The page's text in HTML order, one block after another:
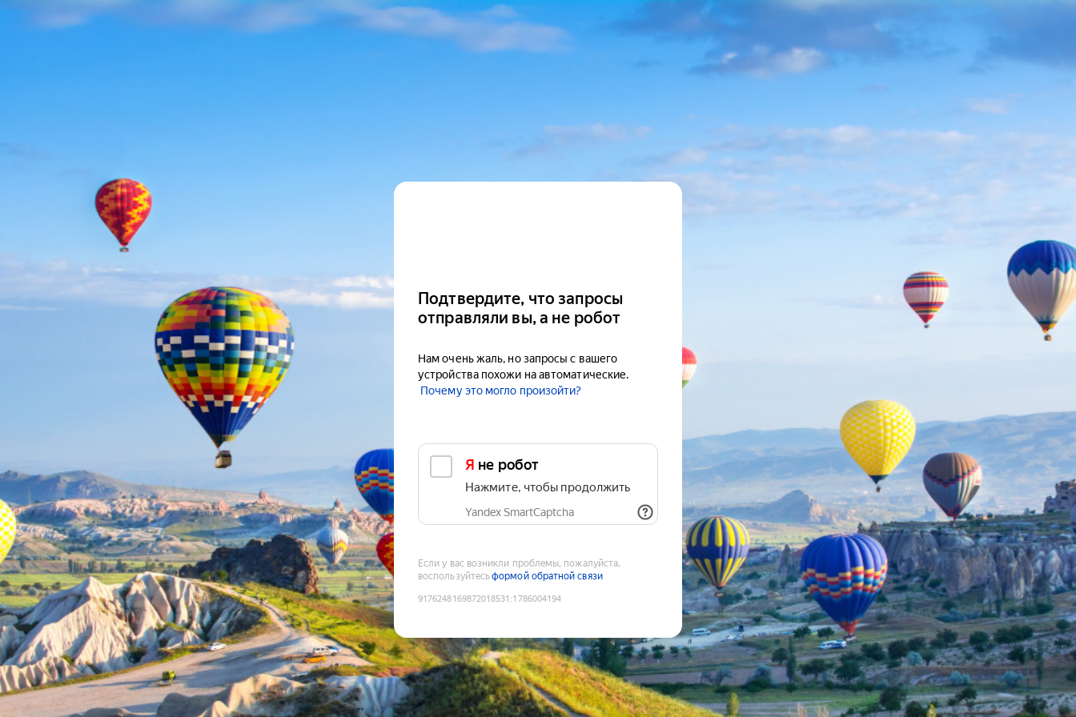
Подтвердите, что запросы
отправляли вы, а не робот
Нам очень жаль, но запросы с вашего
устройства похожи на автоматические.
Почему это могло произойти?
Я не робот
Нажмите, чтобы продолжить
Yandex SmartCaptcha
Если у вас возникли проблемы, пожалуйста,
воспользуйтесьформой обратной связи
9176248169872018531 :1786004194